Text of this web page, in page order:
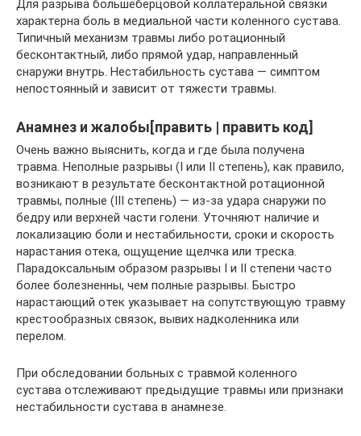
Для разрыва большеберцовой коллатеральной связки
характерна боль в медиальной части коленного сустава.
Типичный механизм травмы либо ротационный
бесконтактный, либо прямой удар, направленный
снаружи внутрь. Нестабильность сустава — симптом
непостоянный и зависит от тяжести травмы.
Анамнез и жалобы[править | править код]
Очень важно выяснить, когда и где была получена
травма. Неполные разрывы (I или II степень), как правило,
возникают в результате бесконтактной ротационной
травмы, полные (III степень) — из-за удара снаружи по
бедру или верхней части голени. Уточняют наличие и
локализацию боли и нестабильности, сроки и скорость
нарастания отека, ощущение щелчка или треска.
Парадоксальным образом разрывы I и II степени часто
более болезненны, чем полные разрывы. Быстро
нарастающий отек указывает на сопутствующую травму
крестообразных связок, вывих надколенника или
перелом.
При обследовании больных с травмой коленного
сустава отслеживают предыдущие травмы или признаки
нестабильности сустава в анамнезе.